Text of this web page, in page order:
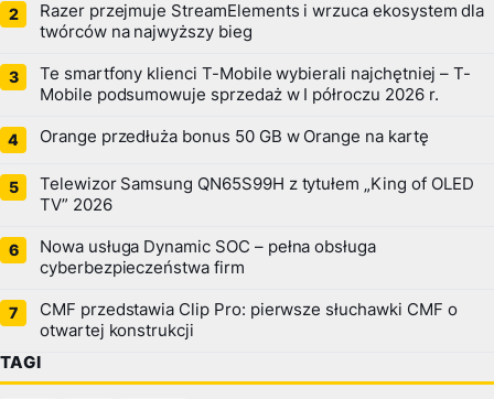
Razer przejmuje StreamElements i wrzuca ekosystem dla
twórców na najwyższy bieg
Te smartfony klienci T-Mobile wybierali najchętniej – T-
Mobile podsumowuje sprzedaż w I półroczu 2026 r.
Orange przedłuża bonus 50 GB w Orange na kartę
Telewizor Samsung QN65S99H z tytułem „King of OLED
TV” 2026
Nowa usługa Dynamic SOC – pełna obsługa
cyberbezpieczeństwa firm
CMF przedstawia Clip Pro: pierwsze słuchawki CMF o
otwartej konstrukcji
TAGI